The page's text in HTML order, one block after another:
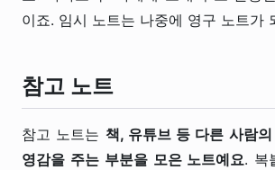
이죠. 임시 노트는 나중에 영구 노트가
참고 노트
참고 노트는 책, 유튜브 등 다른 사람
영감을 주는 부분을 모은 노트예요. 복